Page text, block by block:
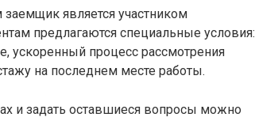
является участником
предлагаются специальные условия:
ускоренный процесс рассмотрения
на последнем месте работы.
и задать оставшиеся вопросы можно